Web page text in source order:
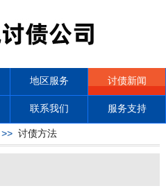
地区服务 讨债新闻
联系我们 服务支持
>> 讨债方法